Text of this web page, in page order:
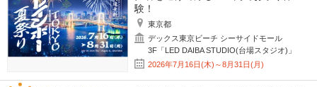
験！
東京都
デックス東京ビーチ シーサイドモール
3F「LED DAIBA STUDIO(台場スタジオ)」
2026年7月16日(木)～8月31日(月)